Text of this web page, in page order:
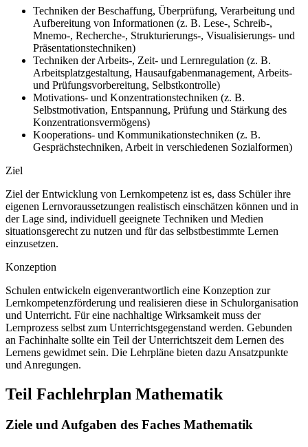
Techniken der Beschaffung, Überprüfung, Verarbeitung und
Aufbereitung von Informationen (z. B. Lese-, Schreib-,
Mnemo-, Recherche-, Strukturierungs-, Visualisierungs- und
Präsentationstechniken)
Techniken der Arbeits-, Zeit- und Lernregulation (z. B.
Arbeitsplatzgestaltung, Hausaufgabenmanagement, Arbeits-
und Prüfungsvorbereitung, Selbstkontrolle)
Motivations- und Konzentrationstechniken (z. B.
Selbstmotivation, Entspannung, Prüfung und Stärkung des
Konzentrationsvermögens)
Kooperations- und Kommunikationstechniken (z. B.
Gesprächstechniken, Arbeit in verschiedenen Sozialformen)
Ziel
Ziel der Entwicklung von Lernkompetenz ist es, dass Schüler ihre
eigenen Lernvoraussetzungen realistisch einschätzen können und in
der Lage sind, individuell geeignete Techniken und Medien
situationsgerecht zu nutzen und für das selbstbestimmte Lernen
einzusetzen.
Konzeption
Schulen entwickeln eigenverantwortlich eine Konzeption zur
Lernkompetenzförderung und realisieren diese in Schulorganisation
und Unterricht. Für eine nachhaltige Wirksamkeit muss der
Lernprozess selbst zum Unterrichtsgegenstand werden. Gebunden
an Fachinhalte sollte ein Teil der Unterrichtszeit dem Lernen des
Lernens gewidmet sein. Die Lehrpläne bieten dazu Ansatzpunkte
und Anregungen.
Teil Fachlehrplan Mathematik
Ziele und Aufgaben des Faches Mathematik